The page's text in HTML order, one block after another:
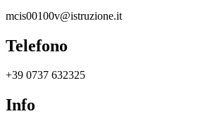
mcis00100v@istruzione.it
Telefono
+39 0737 632325
Info